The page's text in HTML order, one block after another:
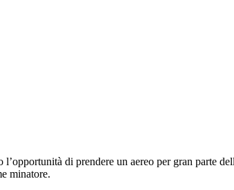
di prendere un aereo per gran parte
minatore.